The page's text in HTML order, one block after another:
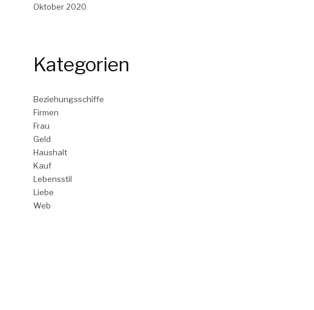
Oktober 2020
Kategorien
Beziehungsschiffe
Firmen
Frau
Geld
Haushalt
Kauf
Lebensstil
Liebe
Web